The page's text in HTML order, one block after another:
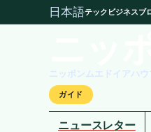
日本語テック ビジネスブ
ニッポンムエドイアハウ
ガイド
ニュースレター